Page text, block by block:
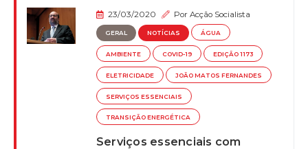
23/03/2020 PorAcção Socialista
GERAL NOTÍCIAS ÁGUA
AMBIENTE COVID-19 EDIÇÃO 1173
ELETRICIDADE JOÃO MATOS FERNANDES
SERVIÇOS ESSENCIAIS
TRANSIÇÃO ENERGÉTICA
Serviços essenciais com